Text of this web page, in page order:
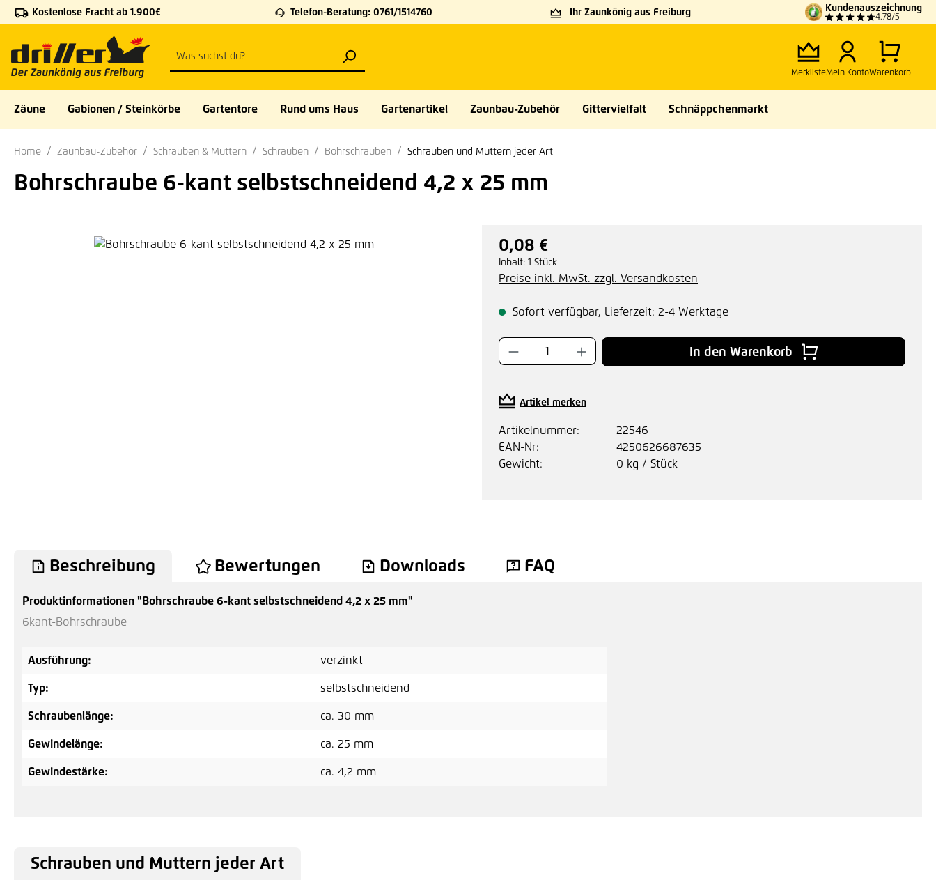
Hauptinhalt springen
Zur Suche springen
Zur Hauptnavigation springen
Kostenlose Fracht ab 1.900€ Telefon-Beratung: 0761/1514760 Ihr Zaunkönig aus Freiburg Kundenauszeichnung
4.78/5
MerklisteMein KontoWarenkorb
Zäune Gabionen / Steinkörbe Gartentore Rund ums Haus Gartenartikel Zaunbau-Zubehör Gittervielfalt Schnäppchenmarkt
Home Zaunbau-Zubehör Schrauben & Muttern Schrauben Bohrschrauben Schrauben und Muttern jeder Art
Bohrschraube 6-kant selbstschneidend 4,2 x 25 mm
Bildergalerie überspringen Regulärer Preis:
0,08 €
Inhalt: 1 Stück
Preise inkl. MwSt. zzgl. Versandkosten
Sofort verfügbar, Lieferzeit: 2-4 Werktage
Produkt Anzahl: Gib den gewünschten Wert ein oder
In den Warenkorb
Artikel merken
Artikelnummer:
22546
EAN-Nr:
4250626687635
Gewicht:
0 kg / Stück
Beschreibung Bewertungen Downloads FAQ
Produktinformationen "Bohrschraube 6-kant selbstschneidend 4,2 x 25 mm"
6kant-Bohrschraube
Ausführung: verzinkt
Typ: selbstschneidend
Schraubenlänge: ca. 30 mm
Gewindelänge: ca. 25 mm
Gewindestärke: ca. 4,2 mm
Schrauben und Muttern jeder Art